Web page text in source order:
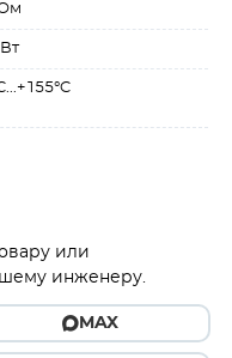
или
инженеру.
MAX